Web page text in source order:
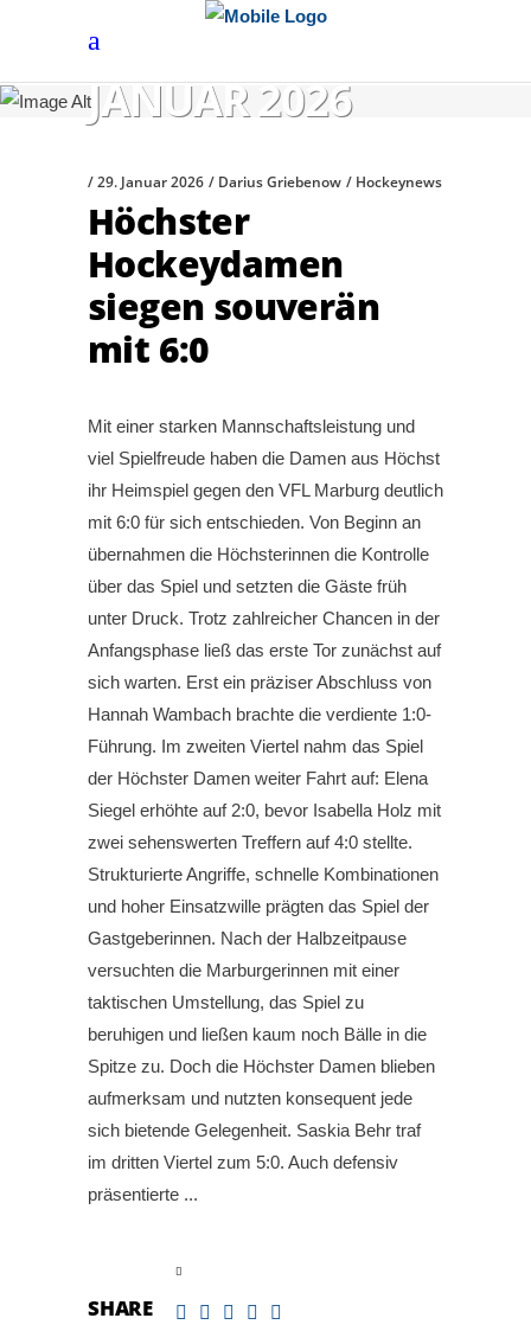
JANUAR 2026
29. Januar 2026 Darius Griebenow Hockeynews
Höchster
Hockeydamen
siegen souverän
mit 6:0
Mit einer starken Mannschaftsleistung und
viel Spielfreude haben die Damen aus Höchst
ihr Heimspiel gegen den VFL Marburg deutlich
mit 6:0 für sich entschieden. Von Beginn an
übernahmen die Höchsterinnen die Kontrolle
über das Spiel und setzten die Gäste früh
unter Druck. Trotz zahlreicher Chancen in der
Anfangsphase ließ das erste Tor zunächst auf
sich warten. Erst ein präziser Abschluss von
Hannah Wambach brachte die verdiente 1:0-
Führung. Im zweiten Viertel nahm das Spiel
der Höchster Damen weiter Fahrt auf: Elena
Siegel erhöhte auf 2:0, bevor Isabella Holz mit
zwei sehenswerten Treffern auf 4:0 stellte.
Strukturierte Angriffe, schnelle Kombinationen
und hoher Einsatzwille prägten das Spiel der
Gastgeberinnen. Nach der Halbzeitpause
versuchten die Marburgerinnen mit einer
taktischen Umstellung, das Spiel zu
beruhigen und ließen kaum noch Bälle in die
Spitze zu. Doch die Höchster Damen blieben
aufmerksam und nutzten konsequent jede
sich bietende Gelegenheit. Saskia Behr traf
im dritten Viertel zum 5:0. Auch defensiv
präsentierte
SHARE